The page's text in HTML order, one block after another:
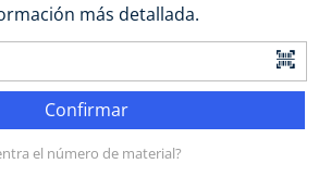
más detallada.
Confirmar
el número de material?